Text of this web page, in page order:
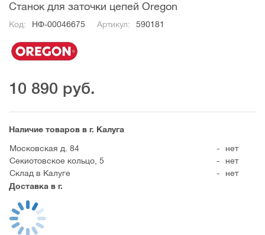
Станок для заточки цепей Oregon
Код: НФ-00046675 Артикул: 590181
10 890 руб.
Наличие товаров в г. Калуга
Московская д. 84
-
нет
Секиотовское кольцо, 5
-
нет
Склад в Калуге
-
нет
Доставка в г.